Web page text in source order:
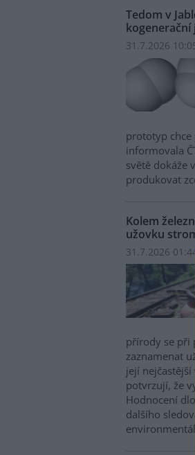
Tedom v
31.7.2026
prototyp
informovala
světě dokáže
produkovat
Kolem
užovku
31.7.2026
přírody se při
zaznamenat
její
potvrzují, že
Hodnocení
dalšího